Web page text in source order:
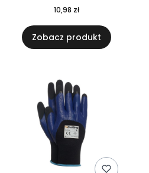
Cena
10,98 zł
Zobacz produkt